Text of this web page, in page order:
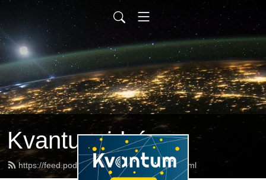
Kvantum ideí
https://feed.podbean.com/kvantumidei/feed.xml